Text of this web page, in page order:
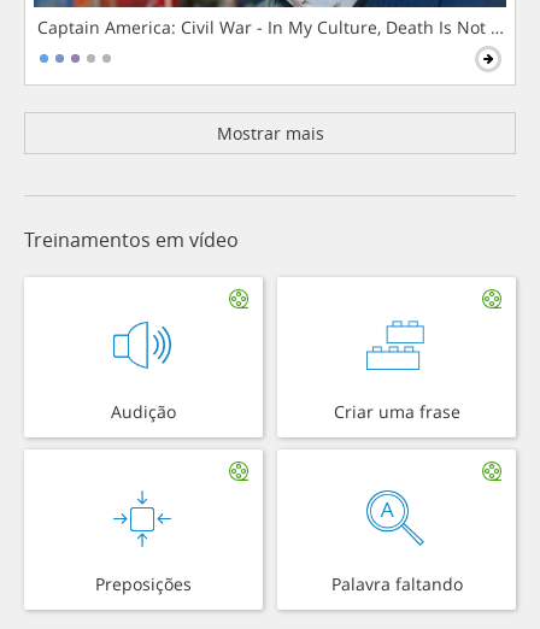
Captain America: Civil War - In My Culture, Death Is Not The
Mostrar mais
Treinamentos em vídeo
Audição Criar uma frase
Preposições Palavra faltando